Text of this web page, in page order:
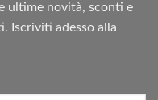
ultime novità, sconti e
Iscriviti adesso alla